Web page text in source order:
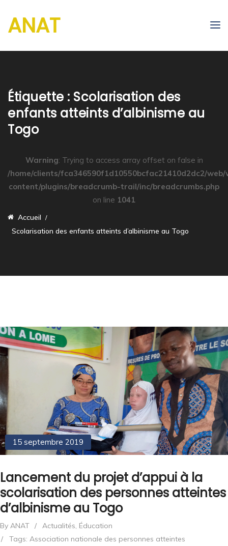
ANAT
Étiquette : Scolarisation des
enfants atteints d’albinisme au
Togo
Warning: Trying to access array offset on false in
/home/clients/fca346590f1d10550bcfac21410d2dc2/
content/plugins/breadcrumb-trail/inc/breadcrumbs.php
on line 1041
Accueil
Scolarisation des enfants atteints d’albinisme au Togo
15 septembre 2019
Lancement du projet d’appui à la
scolarisation des personnes atteintes
d’albinisme au Togo
By ANAT / Actualités, Éducation
/
Tags: Association nationale des personnes atteintes